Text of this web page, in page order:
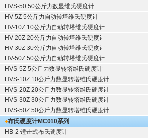
HVS-50 50公斤力数显维氏硬度计
HV-5Z 5公斤力自动转塔维氏硬度计
HV-10Z 10公斤力自动转塔维氏硬度计
HV-20Z 20公斤力自动转塔维氏硬度计
HV-30Z 30公斤力自动转塔维氏硬度计
HV-50Z 50公斤力自动转塔维氏硬度计
HVS-5Z 5公斤力数显转塔维氏硬度计
HVS-10Z 10公斤力数显转塔维氏硬度计
HVS-20Z 20公斤力数显转塔维氏硬度计
HVS-30Z 30公斤力数显转塔维氏硬度计
HVS-50Z 50公斤力数显转塔维氏硬度计
布氏硬度计MC010系列
HB-2 锤击式布氏硬度计